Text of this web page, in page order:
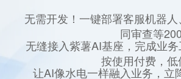
无需开发！一键部署客服机器
同审查等
无缝接入紫薯AI基座，完成业务
按使用付费，低
让AI像水电一样融入业务，立